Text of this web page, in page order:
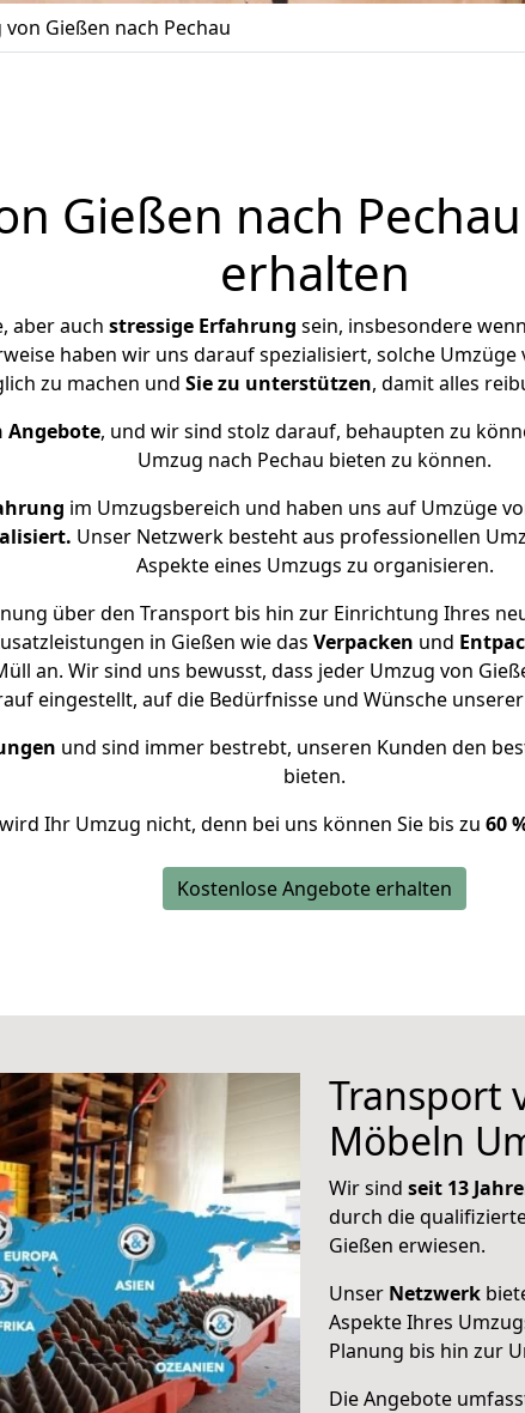
von Gießen nach Pechau
Gießen nach
erhalten
aber auch stressige Erfahrung sein, insbesondere
haben wir uns darauf spezialisiert, solche
zu machen und Sie zu unterstützen, damit alles
Angebote, und wir sind stolz darauf, behaupten zu
Umzug nach Pechau bieten zu können.
im Umzugsbereich und haben uns auf Umzüge
Unser Netzwerk besteht aus professionellen
Aspekte eines Umzugs zu organisieren.
über den Transport bis hin zur Einrichtung Ihres
in Gießen wie das Verpacken und
an. Wir sind uns bewusst, dass jeder Umzug von
eingestellt, auf die Bedürfnisse und Wünsche
und sind immer bestrebt, unseren Kunden den
bieten.
Ihr Umzug nicht, denn bei uns können Sie bis zu 60
Kostenlose Angebote erhalten
Transport
Möbeln
Wir sind seit 13
durch die
Gießen erwiesen.
Unser Netzwerk
Aspekte Ihres
Planung bis hin zur
Die Angebote